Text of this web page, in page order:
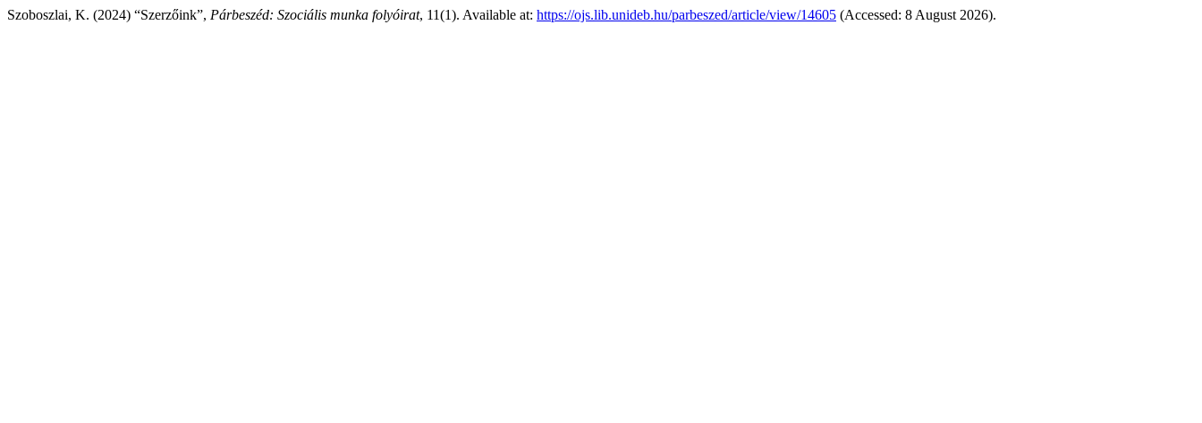
Szoboszlai, K. (2024) “Szerzőink”, Párbeszéd: Szociális munka folyóirat, 11(1). Available at: https://ojs.lib.unideb.hu/parbeszed/article/view/14605 (Accessed: 8 August 2026).